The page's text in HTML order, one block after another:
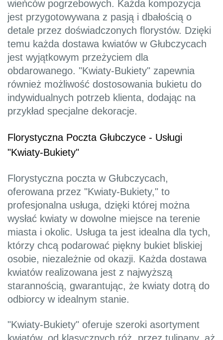
wieńców pogrzebowych. Każda kompozycja
jest przygotowywana z pasją i dbałością o
detale przez doświadczonych florystów. Dzięki
temu każda dostawa kwiatów w Głubczycach
jest wyjątkowym przeżyciem dla
obdarowanego. "Kwiaty-Bukiety" zapewnia
również możliwość dostosowania bukietu do
indywidualnych potrzeb klienta, dodając na
przykład specjalne dekoracje.
Florystyczna Poczta Głubczyce - Usługi
"Kwiaty-Bukiety"
Florystyczna poczta w Głubczycach,
oferowana przez "Kwiaty-Bukiety," to
profesjonalna usługa, dzięki której można
wysłać kwiaty w dowolne miejsce na terenie
miasta i okolic. Usługa ta jest idealna dla tych,
którzy chcą podarować piękny bukiet bliskiej
osobie, niezależnie od okazji. Każda dostawa
kwiatów realizowana jest z najwyższą
starannością, gwarantując, że kwiaty dotrą do
odbiorcy w idealnym stanie.
"Kwiaty-Bukiety" oferuje szeroki asortyment